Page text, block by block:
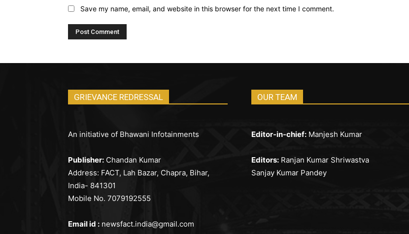
Save my name, email, and website in this browser for the next time I comment.
GRIEVANCE REDRESSAL
An initiative of Bhawani Infotainments
Publisher: Chandan Kumar
Address: FACT, Lah Bazar, Chapra, Bihar,
India- 841301
Mobile No. 7079192555
Email id : newsfact.india@gmail.com
OUR TEAM
Editor-in-chief: Manjesh Kumar
Editors: Ranjan Kumar Shriwastva
Sanjay Kumar Pandey